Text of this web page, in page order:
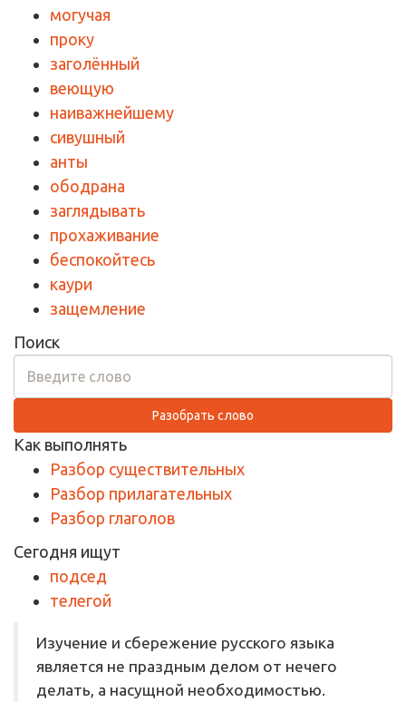
могучая
проку
заголённый
веющую
наиважнейшему
сивушный
анты
ободрана
заглядывать
прохаживание
беспокойтесь
каури
защемление
Поиск
Разобрать слово
Как выполнять
Разбор существительных
Разбор прилагательных
Разбор глаголов
Сегодня ищут
подсед
телегой
Изучение и сбережение русского языка
является не праздным делом от нечего
делать, а насущной необходимостью.